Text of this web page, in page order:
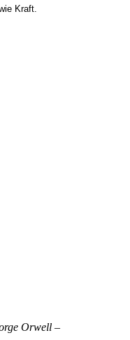
Kraft.
Orwell –